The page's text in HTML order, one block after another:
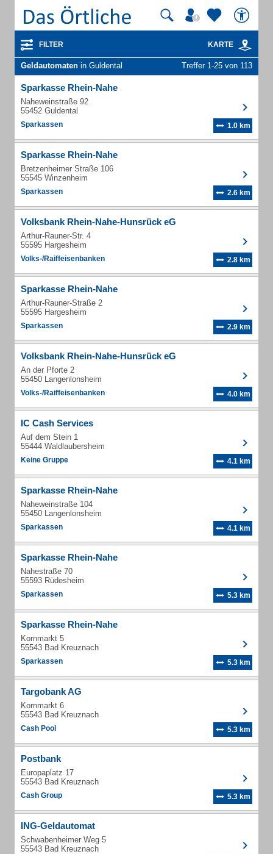
FILTER KARTE
Geldautomaten in Guldental Treffer 1-25 von 113
Sparkasse Rhein-Nahe
Naheweinstraße 92
55452 Guldental
Sparkassen 1.0 km
Sparkasse Rhein-Nahe
Bretzenheimer Straße 106
55545 Winzenheim
Sparkassen 2.6 km
Volksbank Rhein-Nahe-Hunsrück eG
Arthur-Rauner-Str. 4
55595 Hargesheim
Volks-/Raiffeisenbanken 2.8 km
Sparkasse Rhein-Nahe
Arthur-Rauner-Straße 2
55595 Hargesheim
Sparkassen 2.9 km
Volksbank Rhein-Nahe-Hunsrück eG
An der Pforte 2
55450 Langenlonsheim
Volks-/Raiffeisenbanken 4.0 km
IC Cash Services
Auf dem Stein 1
55444 Waldlaubersheim
Keine Gruppe 4.1 km
Sparkasse Rhein-Nahe
Naheweinstraße 104
55450 Langenlonsheim
Sparkassen 4.1 km
Sparkasse Rhein-Nahe
Nahestraße 70
55593 Rüdesheim
Sparkassen 5.3 km
Sparkasse Rhein-Nahe
Kornmarkt 5
55543 Bad Kreuznach
Sparkassen 5.3 km
Targobank AG
Kornmarkt 6
55543 Bad Kreuznach
Cash Pool 5.3 km
Postbank
Europaplatz 17
55543 Bad Kreuznach
Cash Group 5.3 km
ING-Geldautomat
Schwabenheimer Weg 5
55543 Bad Kreuznach